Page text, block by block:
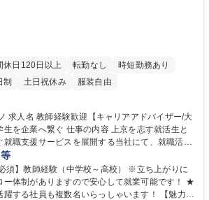
休日120日以上 転勤なし
時短勤務あり
制 土日祝休み 服装自由
ー/大
の内容 上京を志す就活生と
就職支援サービスを展開する当社にて、就職活動
の可能性を引き出すサポートを行います。メイ
担当いただきます。 【詳細】■キャリア
性の確認、企業紹介■採用情報の提供■面接対策
など 【当ポジションについて】「上京して、自
須】教師経験（中学校～高校） ※立ち上がりに
ー体制がありますので安心して就業可能です！ ★
る社員も複数名いらっしゃいます！ 【魅力】